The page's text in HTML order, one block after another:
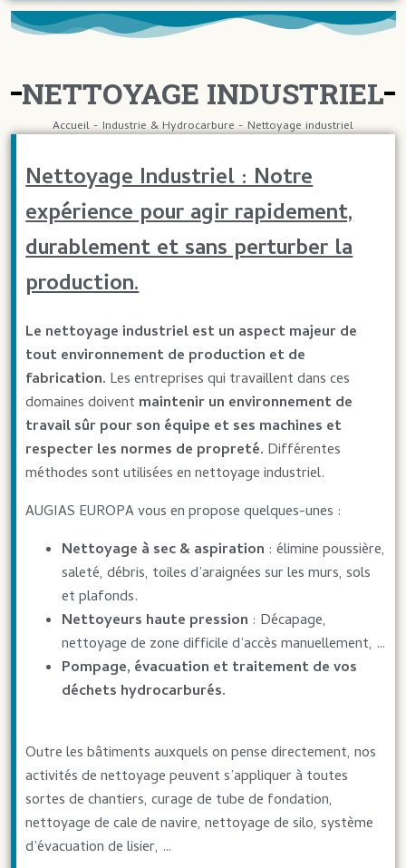
NETTOYAGE INDUSTRIEL
Accueil-Industrie & Hydrocarbure-Nettoyage industriel
Nettoyage Industriel : Notre
expérience pour agir rapidement,
durablement et sans perturber la
production.
Le nettoyage industriel est un aspect majeur de
tout environnement de production et de
fabrication. Les entreprises qui travaillent dans ces
domaines doivent maintenir un environnement de
travail sûr pour son équipe et ses machines et
respecter les normes de propreté. Différentes
méthodes sont utilisées en nettoyage industriel.
AUGIAS EUROPA vous en propose quelques-unes :
Nettoyage à sec & aspiration : élimine poussière,
saleté, débris, toiles d’araignées sur les murs, sols
et plafonds.
Nettoyeurs haute pression : Décapage,
nettoyage de zone difficile d’accès manuellement, …
Pompage, évacuation et traitement de vos
déchets hydrocarburés.
Outre les bâtiments auxquels on pense directement, nos
activités de nettoyage peuvent s’appliquer à toutes
sortes de chantiers, curage de tube de fondation,
nettoyage de cale de navire, nettoyage de silo, système
d’évacuation de lisier, …